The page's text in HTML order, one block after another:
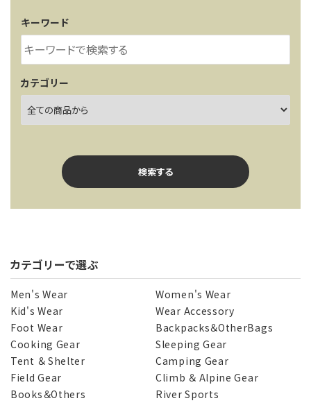
キーワード
カテゴリー
検索する
キーワード
カテゴリー
カテゴリーで選ぶ
Men's Wear
Women's Wear
Kid's Wear
Wear Accessory
Foot Wear
Backpacks＆OtherBags
Cooking Gear
Sleeping Gear
Tent ＆ Shelter
Camping Gear
Field Gear
Climb ＆ Alpine Gear
Books＆Others
River Sports